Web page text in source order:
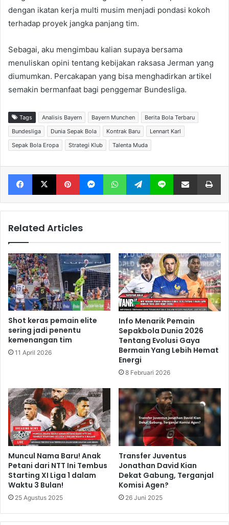
dengan ikatan kerja multi musim menjadi pondasi kokoh
terhadap proyek jangka panjang tim.
Sebagai, aku mengimbau kalian supaya bersama
menuliskan opini tentang kebijakan raksasa Jerman yang
diumumkan. Percakapan yang bisa menghadirkan artikel
semakin bermanfaat bagi penggemar Bundesliga.
Tags Analisis Bayern Bayern Munchen
Berita Bola Terbaru
Bundesliga
Dunia Sepak Bola Kontrak Baru
Lennart Karl
Sepak Bola Eropa
Strategi Klub Talenta Muda
Facebook X Pinterest Messenger WhatsApp Telegram Line Share via Email
Related Articles
Shot keras pemain elite
sering jadi penentu
kemenangan tim
11 April 2026
Info Menarik Pemain
Sepakbola Dunia 2026
Tentang Evolusi Gaya
Bermain Yang Lebih Hemat
Energi
8 Februari 2026
Muncul Nama Baru! Anak
Petani dari NTT Ini Tembus
Starting XI Liga 1 dalam
Waktu 3 Bulan!
25 Agustus 2025
Transfer Juventus
Jonathan David Kian
Dekat Gabung, Terganjal
Komisi Agen?
26 Juni 2025